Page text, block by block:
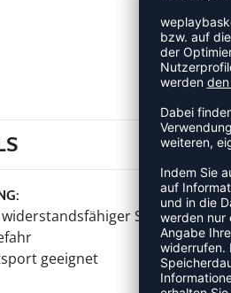
Schaumball,
geeignet